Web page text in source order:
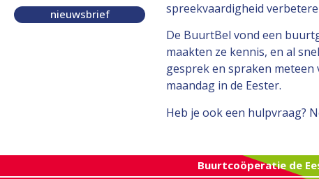
nieuwsbrief
spreekvaardigheid
De BuurtBel vond een
maakten ze kennis, en al
gesprek en spraken
maandag in de Eester.
Heb je ook een hulpvraag?
Buurtcoöperatie de